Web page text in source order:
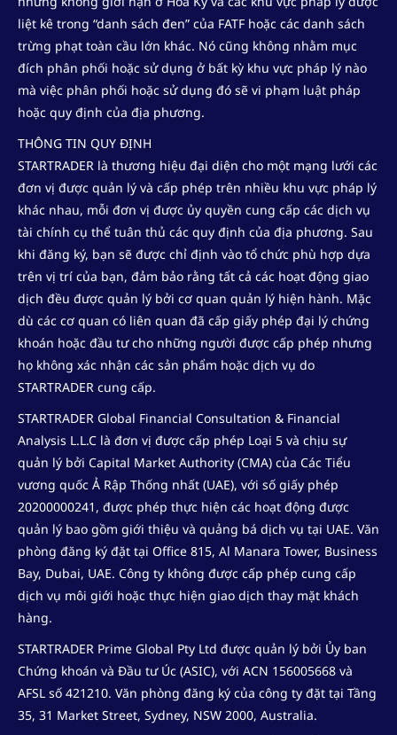
liệt kê trong “danh sách đen” của FATF hoặc các danh sách
trừng phạt toàn cầu lớn khác. Nó cũng không nhằm mục
đích phân phối hoặc sử dụng ở bất kỳ khu vực pháp lý nào
mà việc phân phối hoặc sử dụng đó sẽ vi phạm luật pháp
hoặc quy định của địa phương.
THÔNG TIN QUY ĐỊNH
STARTRADER là thương hiệu đại diện cho một mạng lưới các
đơn vị được quản lý và cấp phép trên nhiều khu vực pháp lý
khác nhau, mỗi đơn vị được ủy quyền cung cấp các dịch vụ
tài chính cụ thể tuân thủ các quy định của địa phương. Sau
khi đăng ký, bạn sẽ được chỉ định vào tổ chức phù hợp dựa
trên vị trí của bạn, đảm bảo rằng tất cả các hoạt động giao
dịch đều được quản lý bởi cơ quan quản lý hiện hành. Mặc
dù các cơ quan có liên quan đã cấp giấy phép đại lý chứng
khoán hoặc đầu tư cho những người được cấp phép nhưng
họ không xác nhận các sản phẩm hoặc dịch vụ do
STARTRADER cung cấp.
STARTRADER Global Financial Consultation & Financial
Analysis L.L.C là đơn vị được cấp phép Loại 5 và chịu sự
quản lý bởi Capital Market Authority (CMA) của Các Tiểu
vương quốc Ả Rập Thống nhất (UAE), với số giấy phép
20200000241, được phép thực hiện các hoạt động được
quản lý bao gồm giới thiệu và quảng bá dịch vụ tại UAE. Văn
phòng đăng ký đặt tại Office 815, Al Manara Tower, Business
Bay, Dubai, UAE. Công ty không được cấp phép cung cấp
dịch vụ môi giới hoặc thực hiện giao dịch thay mặt khách
hàng.
STARTRADER Prime Global Pty Ltd được quản lý bởi Ủy ban
Chứng khoán và Đầu tư Úc (ASIC), với ACN 156005668 và
AFSL số 421210. Văn phòng đăng ký của công ty đặt tại Tầng
35, 31 Market Street, Sydney, NSW 2000, Australia.